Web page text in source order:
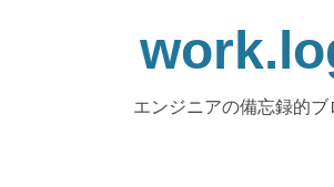
エンジニアの備忘録的ブ